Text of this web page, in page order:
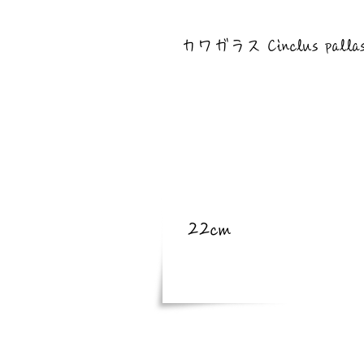
カワガラス Cinclus
22cm